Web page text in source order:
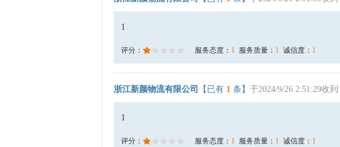
1
评分： 服务态度： 1 服务质量： 1 诚信度： 1
浙江新颜物流有限公司 【已有 1 条】 于2024/9/26 2:51:29收到
1
评分： 服务态度： 1 服务质量： 1 诚信度： 1